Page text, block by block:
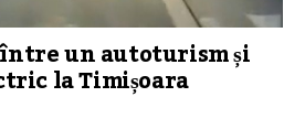
un autoturism și
la Timișoara